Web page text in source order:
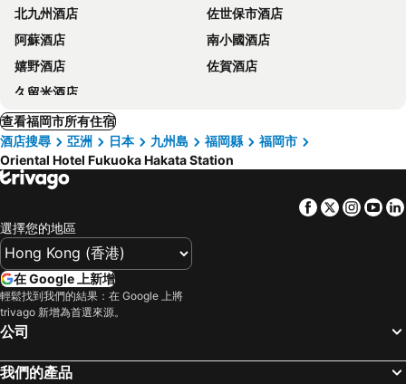
北九州酒店
佐世保市酒店
阿蘇酒店
南小國酒店
嬉野酒店
佐賀酒店
久留米酒店
查看福岡市所有住宿
酒店搜尋
亞洲 日本 九州島 福岡縣
福岡市
Oriental Hotel Fukuoka Hakata Station
Facebook
Twitter
選擇您的地區
在 Google 上新增
輕鬆找到我們的結果：在 Google 上將
trivago 新增為首選來源。
公司
我們的產品